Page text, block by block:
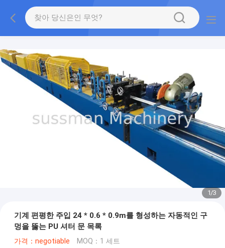
1/3
기계 편평한 주입 24 * 0.6 * 0.9m를 형성하는 자동적인 구
멍을 뚫는 PU 셔터 문 목록
가격：negotiable MOQ：1 세트